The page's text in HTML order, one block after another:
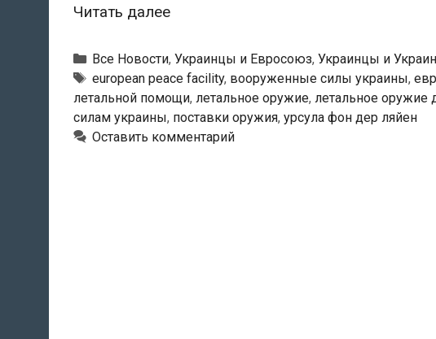
Читать далееЕвросоюз
летальное
оружие
для
Вооружённых
сил
Рубрики
Все Новости, Украинцы и Евросоюз, Украинцы и
Метки
european peace facility, вооруженные силы украины,
летальной помощи, летальное оружие, летальное оружие
силам украины, поставки оружия, урсула фон дер ляйен
Оставить комментарий